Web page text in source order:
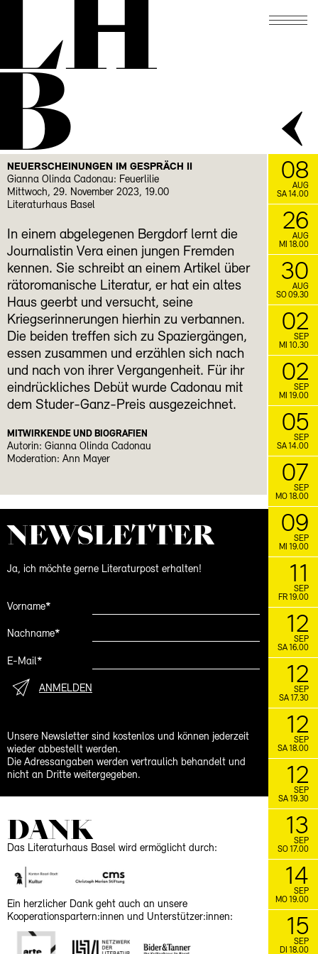
WANDERUNG IM OKTOBER II
damit, dass der Stromkreis als Rechteck
19.10.
November
21.11.
SCHREIBLUST
Schreibwerkstatt mit
Gabrielle Alioth
INSTAGRAM
NEUERSCHEINUNGEN IM GESPRÄCH II
Gianna Olinda Cadonau: Feuerlilie
Mittwoch, 29. November 2023, 19.00
Literaturhaus Basel
In einem abgelegenen Bergdorf lernt die
Journalistin Vera einen jungen Fremden
kennen. Sie schreibt an einem Artikel über
rätoromanische Literatur, er hat ein altes
Haus geerbt und versucht, seine
Kriegserinnerungen hierhin zu verbannen.
Die beiden treffen sich zu Spaziergängen,
essen zusammen und erzählen sich nach
und nach von ihrer Vergangenheit. Für ihr
eindrückliches Debüt wurde Cadonau mit
dem Studer-Ganz-Preis ausgezeichnet.
MITWIRKENDE UND BIOGRAFIEN
Autorin: Gianna Olinda Cadonau
Moderation: Ann Mayer
NEWS­LETTER
Ja, ich möchte gerne Literaturpost erhalten!
Vorname*
Nachname*
E-Mail*
ANMELDEN
Unsere Newsletter sind kostenlos und können jederzeit
wieder abbestellt werden.
Die Adressangaben werden vertraulich behandelt und
nicht an Dritte weitergegeben.
DANK
Das Literaturhaus Basel wird ermöglicht durch:
Ein herzlicher Dank geht auch an unsere
Kooperationspartern:innen und Unterstützer:innen:
08
AUG
SA 14.00
26
AUG
MI 18.00
30
AUG
SO 09.30
02
SEP
MI 10.30
02
SEP
MI 19.00
05
SEP
SA 14.00
07
SEP
MO 18.00
09
SEP
MI 19.00
11
SEP
FR 19.00
12
SEP
SA 16.00
12
SEP
SA 17.30
12
SEP
SA 18.00
12
SEP
SA 19.30
13
SEP
SO 17.00
14
SEP
MO 19.00
15
SEP
DI 18.00